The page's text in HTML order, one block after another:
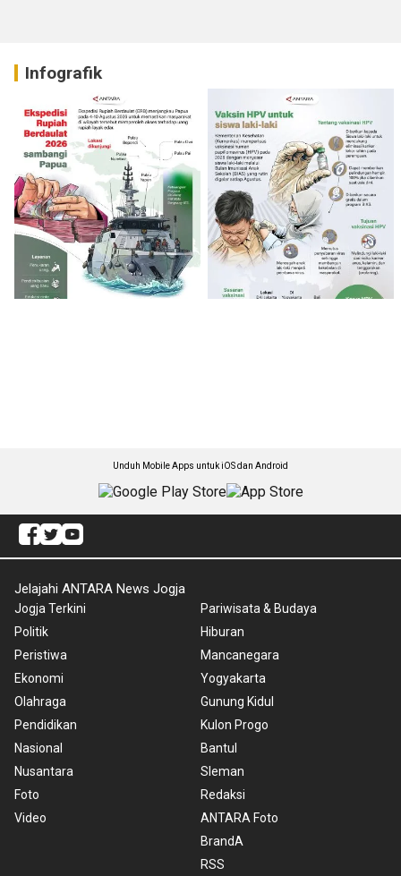
Infografik
Unduh Mobile Apps untuk iOS dan Android
Jelajahi ANTARA News Jogja
Jogja Terkini
Politik
Peristiwa
Ekonomi
Olahraga
Pendidikan
Nasional
Nusantara
Foto
Video
Pariwisata & Budaya
Hiburan
Mancanegara
Yogyakarta
Gunung Kidul
Kulon Progo
Bantul
Sleman
Redaksi
ANTARA Foto
BrandA
RSS